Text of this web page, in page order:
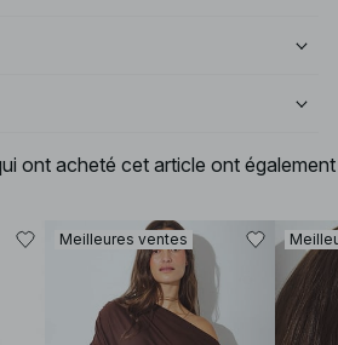
ont acheté cet article ont également
Meilleures ventes